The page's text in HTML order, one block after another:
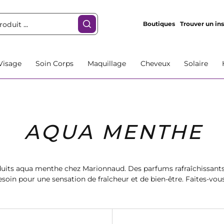
Boutiques Trouver un
Soin Corps Maquillage Cheveux Solaire
AQUA MENTHE
aqua menthe chez Marionnaud. Des parfums
pour une sensation de fraîcheur et de bien-être. Faites-